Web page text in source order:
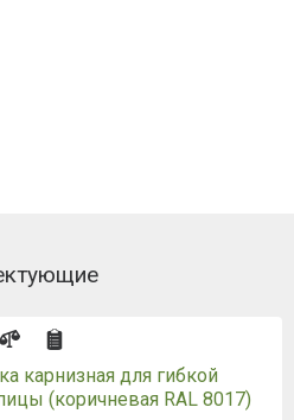
карнизная для гибкой
(коричневая RAL 8017)